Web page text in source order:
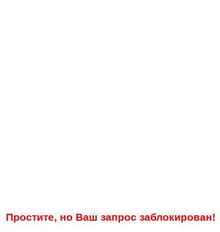
Простите, но Ваш запрос заблокирован!